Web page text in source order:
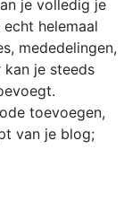
je volledig je
helemaal
mededelingen,
kan je steeds
toevoegen,
van je blog;